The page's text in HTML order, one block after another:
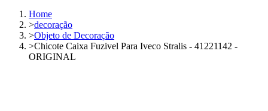
Home
>decoração
>Objeto de Decoração
>Chicote Caixa Fuzivel Para Iveco Stralis - 41221142 -
ORIGINAL